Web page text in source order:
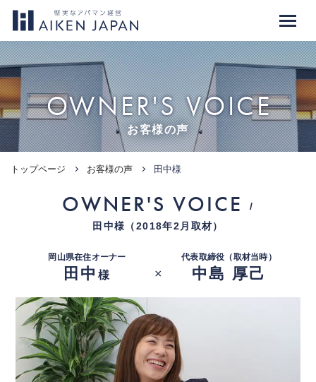
OWNER'S VOICE
お客様の声
トップページ お客様の声 田中様
OWNER'S VOICE
/
田中様（2018年2月取材）
岡山県在住オーナー
田中 様 ×
代表取締役（取材当時）
中島 厚己